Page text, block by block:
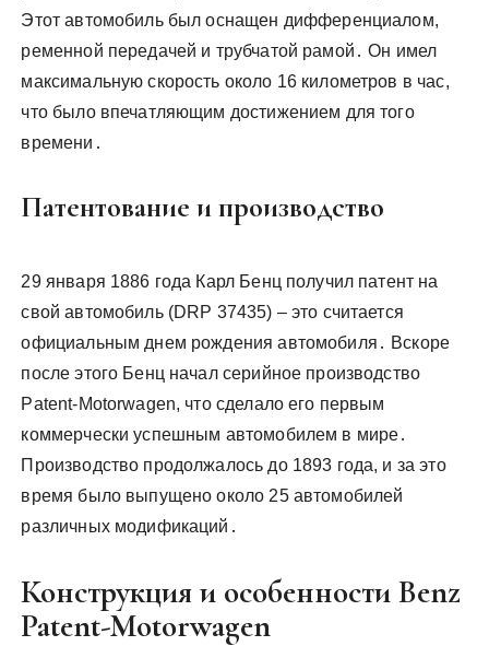
Этот автомобиль был оснащен дифференциалом,
ременной передачей и трубчатой рамой․ Он имел
максимальную скорость около 16 километров в час,
что было впечатляющим достижением для того
времени․
Патентование и производство
29 января 1886 года Карл Бенц получил патент на
свой автомобиль (DRP 37435) – это считается
официальным днем рождения автомобиля․ Вскоре
после этого Бенц начал серийное производство
Patent-Motorwagen, что сделало его первым
коммерчески успешным автомобилем в мире․
Производство продолжалось до 1893 года, и за это
время было выпущено около 25 автомобилей
различных модификаций․
Конструкция и особенности Benz
Patent-Motorwagen